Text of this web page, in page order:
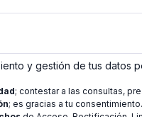
y gestión de tus datos
; contestar a las consultas,
; es gracias a tu consentimiento.
de Acceso, Rectificación,